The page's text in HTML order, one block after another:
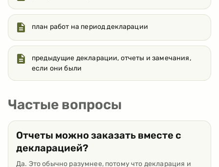
план работ на период декларации
предыдущие декларации, отчеты и замечания,
если они были
Частые вопросы
Отчеты можно заказать вместе с
декларацией?
Да. Это обычно разумнее, потому что декларация и